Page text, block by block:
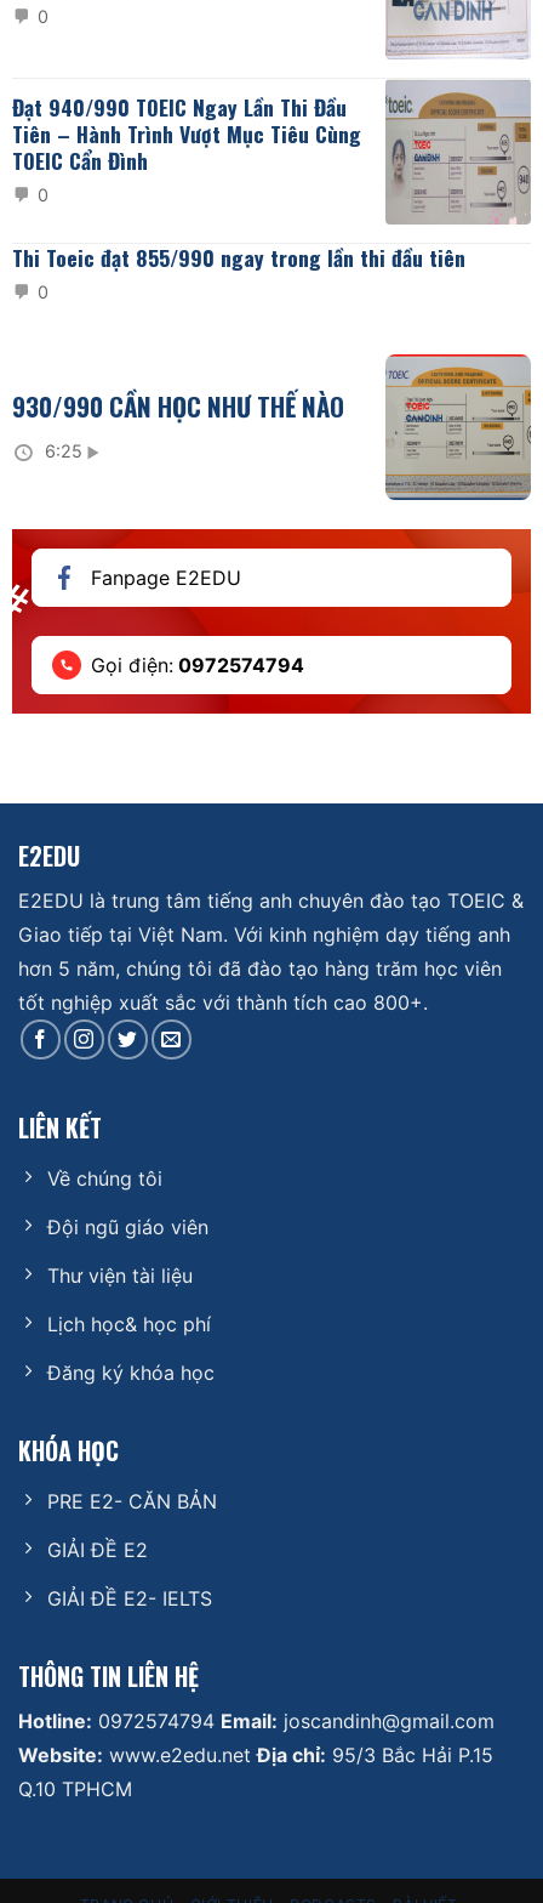
0
Đạt 940/990 TOEIC Ngay Lần Thi Đầu
Tiên – Hành Trình Vượt Mục Tiêu Cùng
TOEIC Cẩn Đình
0
Thi Toeic đạt 855/990 ngay trong lần thi đầu tiên
0
930/990 CẦN HỌC NHƯ THẾ NÀO
6:25
Fanpage E2EDU
Gọi điện: 0972574794
E2EDU
E2EDU là trung tâm tiếng anh chuyên đào tạo TOEIC &
Giao tiếp tại Việt Nam. Với kinh nghiệm dạy tiếng anh
hơn 5 năm, chúng tôi đã đào tạo hàng trăm học viên
tốt nghiệp xuất sắc với thành tích cao 800+.
LIÊN KẾT
Về chúng tôi
Đội ngũ giáo viên
Thư viện tài liệu
Lịch học& học phí
Đăng ký khóa học
KHÓA HỌC
PRE E2- CĂN BẢN
GIẢI ĐỀ E2
GIẢI ĐỀ E2- IELTS
THÔNG TIN LIÊN HỆ
Hotline: 0972574794 Email: joscandinh@gmail.com
Website: www.e2edu.netĐịa chỉ: 95/3 Bắc Hải P.15
Q.10 TPHCM